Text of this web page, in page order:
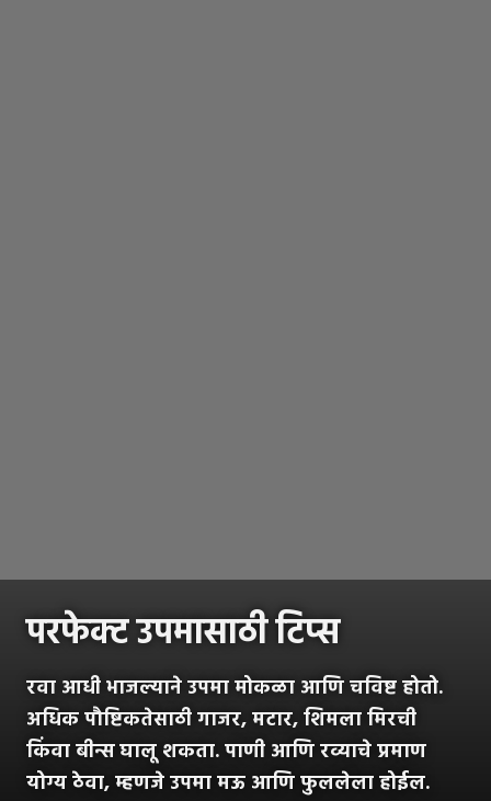
परफेक्ट उपमासाठी टिप्स
रवा आधी भाजल्याने उपमा मोकळा आणि चविष्ट होतो.
अधिक पौष्टिकतेसाठी गाजर, मटार, शिमला मिरची
किंवा बीन्स घालू शकता. पाणी आणि रव्याचे प्रमाण
योग्य ठेवा, म्हणजे उपमा मऊ आणि फुललेला होईल.